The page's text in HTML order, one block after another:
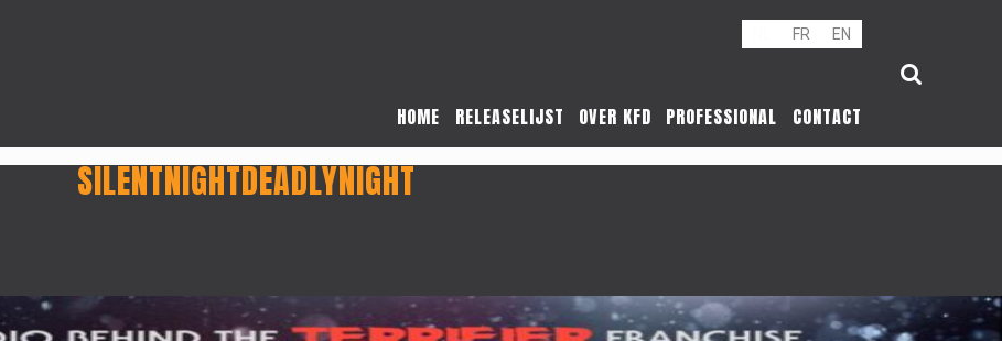
FR EN
HOME RELEASELIJST OVER KFD PROFESSIONAL CONTACT
SILENTNIGHTDEADLYNIGHT